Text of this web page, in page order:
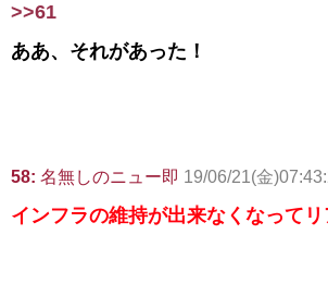
>>61
ああ、それがあった！
58: 名無しのニュー即 19/06/21(金
インフラの維持が出来なくなって